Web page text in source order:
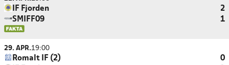
IF Fjorden
2
SMIFF09
1
29. APR.19:00
Romalt IF (2)
0